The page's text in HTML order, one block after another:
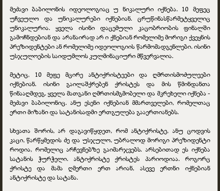
მეძავი ბაბილონის იდეოლოგიაც უ ნიკალური იქნება. 10 მეფეც
უჩვეულო და უნიკალურები იქნებიან. ცრუწინასწარმეტყველიც
უნიკალურია. ყველა ისინი დაცემული კაცობრიობის ფინალში
გამოჩნდებიან და არანაირად არ ი ქნებიან რომელიმე მორიგი ქვეყნის
პრეზიდენტები ან რომელიმე იდეოლოგიის წარმომადგენლები. ისინი
უსჯულოების საიდუმლოს კულმინაციური მწვერვალია.
მეტიც, 10 მეფე მცირე ანტიქრისტეები და ღმრთისმოძულეები
იქნებიან. ისინი გაილაშქრებენ ქრისტეს და მის წმინდანთა
წინააღმდეგ. ყველა მათგანი ღმრთისმგმობელი და მკრეხელი იქნება -
მეძავი ბაბილონიც. ანუ ესენი იქნებიან მმართველები, რომელთაც
ერთი მიზანი და სატანისადმი ერთგულება გააერთიანებს.
სხვათა შორის, არ დაგავიწყდეთ, რომ ანტიქრისტე, ანუ ცოდვის
კაცი, წარწყმედის ძე და უსჯულო, უბრალოდ მორიგი პრეზიდენტი
როდია, რომელიც არჩევნებზე გაიმარჯვებს. არსებითად ეს იქნება
სატანის ჭურჭელი. ანტიქრისტე ქრისტეს პარიოდიაა. როგორც
ქრისტე და მამა ღმერთი ერთ არიან, ასევე ერთნი იქნებიან
ანტიქრისტე და სატანა.